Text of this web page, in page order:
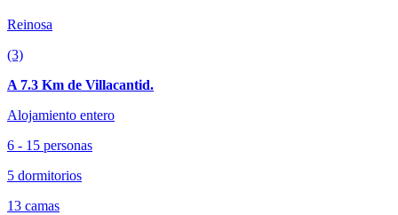
Reinosa
(3)
A 7.3 Km de Villacantid.
Alojamiento entero
6 - 15 personas
5 dormitorios
13 camas